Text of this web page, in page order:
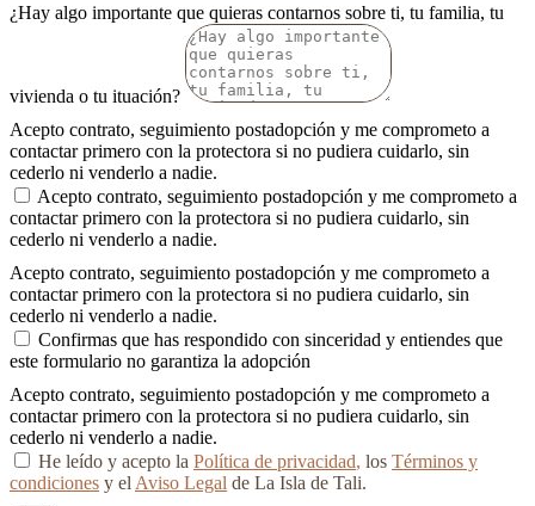
¿Hay algo importante que quieras contarnos sobre ti, tu familia, tu
vivienda o tu ituación?
Acepto contrato, seguimiento postadopción y me comprometo a
contactar primero con la protectora si no pudiera cuidarlo, sin
cederlo ni venderlo a nadie.
Acepto contrato, seguimiento postadopción y me comprometo a
contactar primero con la protectora si no pudiera cuidarlo, sin
cederlo ni venderlo a nadie.
Acepto contrato, seguimiento postadopción y me comprometo a
contactar primero con la protectora si no pudiera cuidarlo, sin
cederlo ni venderlo a nadie.
Confirmas que has respondido con sinceridad y entiendes que
este formulario no garantiza la adopción
Acepto contrato, seguimiento postadopción y me comprometo a
contactar primero con la protectora si no pudiera cuidarlo, sin
cederlo ni venderlo a nadie.
He leído y acepto la Política de privacidad, los Términos y
condiciones y el Aviso Legal de La Isla de Tali.